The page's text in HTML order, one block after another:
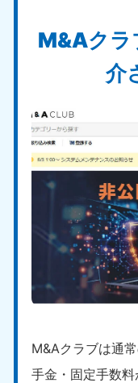
M&Aクラ
介
M&Aクラブは通
手金・固定手数料